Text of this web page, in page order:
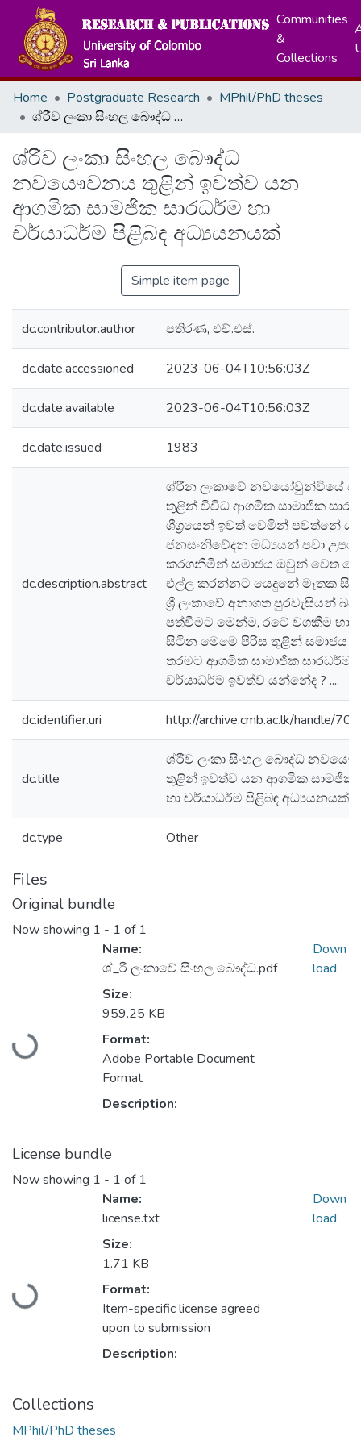
Communities
&
Collections
Home Postgraduate Research
MPhil/PhD theses
ශ්රීව ලංකා සිංහල බෞද්ධ නවයෞවනය තුළින් ඉවත්ව යන ආගමික සාමජික සාරධර්ම හා චර්යාධර්ම පිළිබඳ අධ්‍යයනයක්
ශ්රීව ලංකා සිංහල බෞද්ධ
නවයෞවනය තුළින් ඉවත්ව යන
ආගමික සාමජික සාරධර්ම හා
චර්යාධර්ම පිළිබඳ අධ්‍යයනයක්
Simple item page
dc.contributor.author පතිරණ, එච්.එස්.
dc.date.accessioned 2023-06-04T10:56:03Z
dc.date.available 2023-06-04T10:56:03Z
dc.date.issued 1983
dc.description.abstract
ශ්රීන ලංකාවේ නවයෝවුන්වියේ
තුළින් විවිධ ආගමික සාමාජික
ශීග්‍රයෙන් ඉවත් වෙමින් පවත්නේ
ජනසංනිවේදන මධ්‍යයන් පවා
කරගනිමින් සමාජය ඔවුන් වෙත
එල්ල කරන්නට යෙදුනේ මෑතක
ශ්‍රී ලංකාවේ අනාගත පුරවැසියන්
පත්වීමට මෙන්ම, රටේ වගකීම භාර
සිටින මෙමෙ පිරිස තුළින් සමාජය
තරමට ආගමික සාමාජික සාරධර්ම
චර්යාධර්ම ඉවත්ව යන්නේද ? ....
dc.identifier.uri http://archive.cmb.ac.lk/handle/
dc.title
ශ්රීව ලංකා සිංහල බෞද්ධ
තුළින් ඉවත්ව යන ආගමික සාමජික
හා චර්යාධර්ම පිළිබඳ අධ්‍යයනයක්
dc.type Other
Files
Original bundle
Now showing 1 - 1 of 1
Loading...
Name:
ශ්_රි ලංකාවේ සිංහල බෞද්ධ.pdf
Size:
959.25 KB
Format:
Adobe Portable Document
Format
Description:
Down
load
License bundle
Now showing 1 - 1 of 1
Loading...
Name:
license.txt
Size:
1.71 KB
Format:
Item-specific license agreed
upon to submission
Description:
Down
load
Collections
MPhil/PhD theses